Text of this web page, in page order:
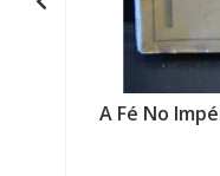
A Fé No